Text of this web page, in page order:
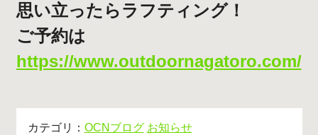
思い立ったらラフティング！
ご予約は
https://www.outdoornagatoro.com/
カテゴリ： OCNブログ お知らせ